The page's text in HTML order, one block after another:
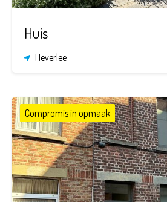
Huis
Heverlee
Compromis in opmaak
2